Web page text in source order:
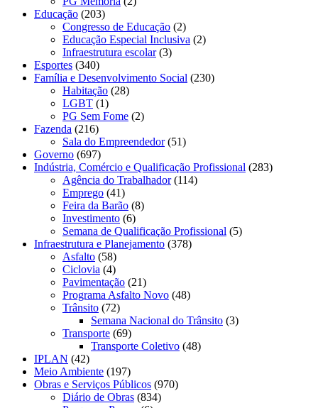
Educação (203)
Congresso de Educação (2)
Educação Especial Inclusiva (2)
Infraestrutura escolar(3)
Esportes (340)
Família e Desenvolvimento Social (230)
Habitação (28)
LGBT (1)
PG Sem Fome (2)
Fazenda (216)
Sala do Empreendedor(51)
Governo (697)
Indústria, Comércio e Qualificação Profissional (283)
Agência do Trabalhador(114)
Emprego (41)
Feira da Barão (8)
Investimento (6)
Semana de Qualificação Profissional (5)
Infraestrutura e Planejamento (378)
Asfalto (58)
Ciclovia (4)
Pavimentação (21)
Programa Asfalto Novo (48)
Trânsito (72)
Semana Nacional do Trânsito (3)
Transporte (69)
Transporte Coletivo (48)
IPLAN (42)
Meio Ambiente (197)
Obras e Serviços Públicos (970)
Diário de Obras (834)